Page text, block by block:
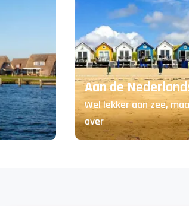
Aan de
Wel lekker aan zee,
over